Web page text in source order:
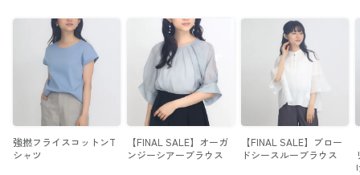
強撚フライスコットンT
シャツ
【FINAL SALE】オーガ
ンジーシアーブラウス
【FINAL SALE】ブロー
ドシースルーブラウス